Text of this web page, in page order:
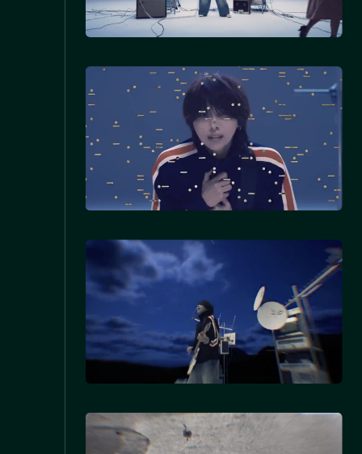
リルレロヮワヰヱヲンヴヵヶопрстуфхцчшщъыьэюя